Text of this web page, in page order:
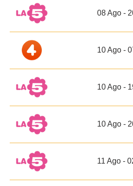
08 Ago -
10 Ago -
10 Ago -
10 Ago -
11 Ago -